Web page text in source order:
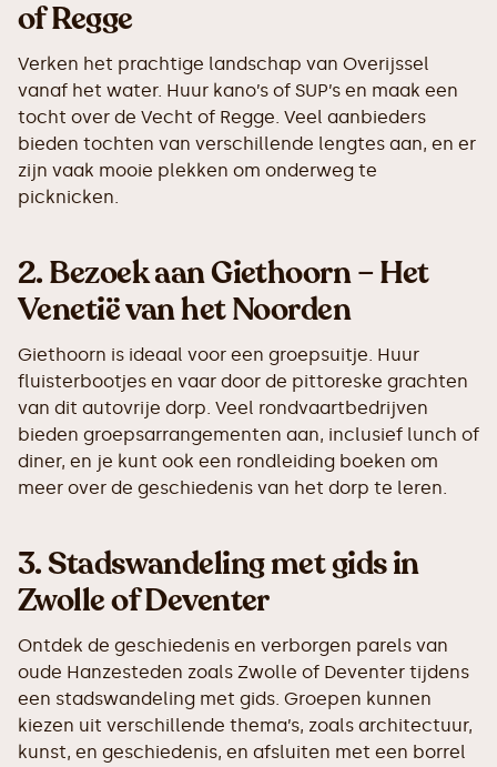
of Regge
Verken het prachtige landschap van Overijssel
vanaf het water. Huur kano’s of SUP’s en maak een
tocht over de Vecht of Regge. Veel aanbieders
bieden tochten van verschillende lengtes aan, en er
zijn vaak mooie plekken om onderweg te
picknicken.
2.Bezoek aan Giethoorn – Het
Venetië van het Noorden
Giethoorn is ideaal voor een groepsuitje. Huur
fluisterbootjes en vaar door de pittoreske grachten
van dit autovrije dorp. Veel rondvaartbedrijven
bieden groepsarrangementen aan, inclusief lunch of
diner, en je kunt ook een rondleiding boeken om
meer over de geschiedenis van het dorp te leren.
3.Stadswandeling met gids in
Zwolle of Deventer
Ontdek de geschiedenis en verborgen parels van
oude Hanzesteden zoals Zwolle of Deventer tijdens
een stadswandeling met gids. Groepen kunnen
kiezen uit verschillende thema’s, zoals architectuur,
kunst, en geschiedenis, en afsluiten met een borrel